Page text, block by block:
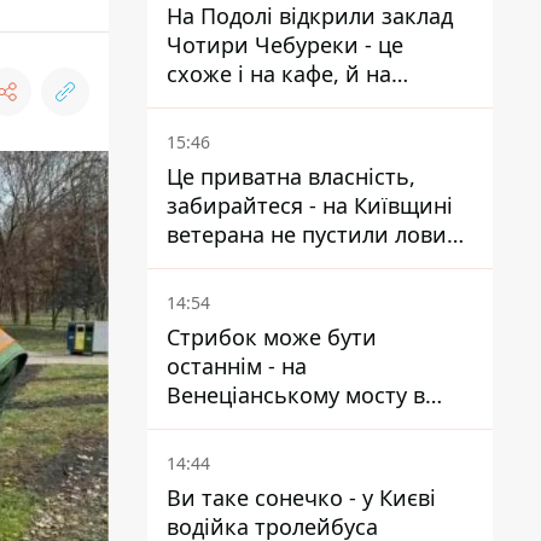
На Подолі відкрили заклад
Чотири Чебуреки - це
схоже і на кафе, й на
фастфуд
15:46
Це приватна власність,
забирайтеся - на Київщині
ветерана не пустили ловити
рибу в озері
14:54
Стрибок може бути
останнім - на
Венеціанському мосту в
Гідропарку встановили
таблички для відчайдухів
14:44
Ви таке сонечко - у Києві
водійка тролейбуса